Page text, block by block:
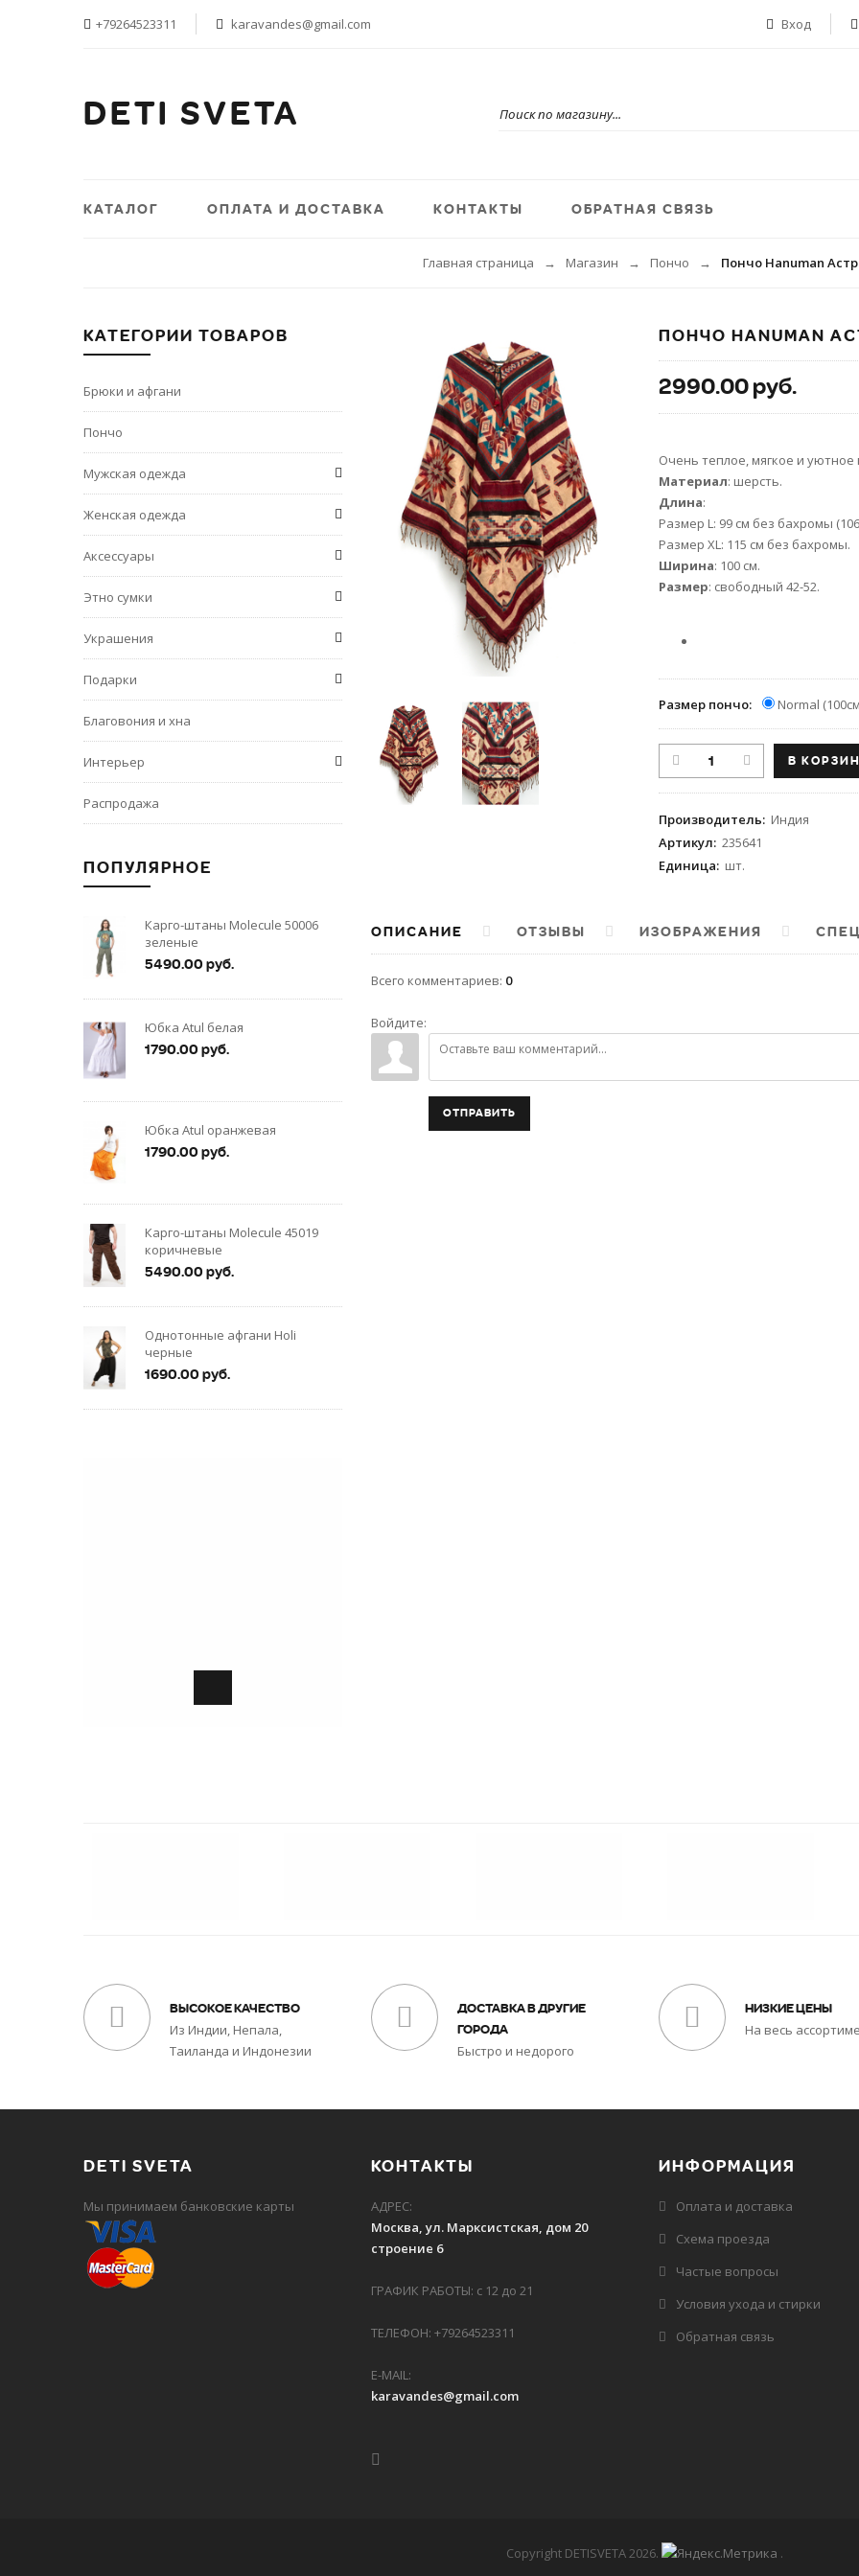
+79264523311 karavandes@gmail.com Вход
DETI SVETA
КАТАЛОГ ОПЛАТА И ДОСТАВКА КОНТАКТЫ ОБРАТНАЯ СВЯЗЬ
Главная страница → Магазин → Пончо → Пончо Hanuman
ПОНЧО HANUMAN
2990.00 руб.
Очень теплое, мягкое и
Материал: шерсть.
Длина:
Размер L: 99 см без бахромы
Размер XL: 115 см без бахромы.
Ширина: 100 см.
Размер: свободный 42-52.
Размер пончо: Normal
Производитель: Индия
Артикул: 235641
Единица: шт.
ОПИСАНИЕ ОТЗЫВЫ ИЗОБРАЖЕНИЯ
Всего комментариев: 0
Войдите:
ОТПРАВИТЬ
КАТЕГОРИИ ТОВАРОВ
Брюки и афгани
Пончо
Мужская одежда
Женская одежда
Аксессуары
Этно сумки
Украшения
Подарки
Благовония и хна
Интерьер
Распродажа
ПОПУЛЯРНОЕ
Карго-штаны Molecule 50006
зеленые
5490.00 руб.
Юбка Atul белая
1790.00 руб.
Юбка Atul оранжевая
1790.00 руб.
Карго-штаны Molecule 45019
коричневые
5490.00 руб.
Однотонные афгани Holi
черные
1690.00 руб.
ВЫСОКОЕ КАЧЕСТВО
Из Индии, Непала,
Таиланда и Индонезии
ДОСТАВКА В ДРУГИЕ
ГОРОДА
Быстро и недорого
НИЗКИЕ ЦЕНЫ
На весь
DETI SVETA
Мы принимаем банковские карты
КОНТАКТЫ
АДРЕС:
Москва, ул. Марксистская, дом 20
строение 6
ГРАФИК РАБОТЫ: с 12 до 21
ТЕЛЕФОН: +79264523311
E-MAIL:
karavandes@gmail.com
ИНФОРМАЦИЯ
Оплата и доставка
Схема проезда
Частые вопросы
Условия ухода и стирки
Обратная связь
Copyright DETISVETA 2026. .